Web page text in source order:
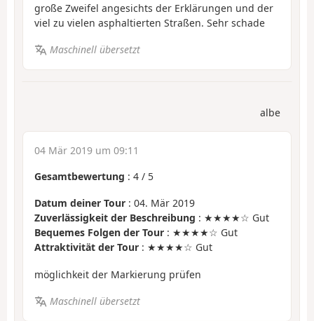
große Zweifel angesichts der Erklärungen und der
viel zu vielen asphaltierten Straßen. Sehr schade
Maschinell übersetzt
albe
04 Mär 2019 um 09:11
Gesamtbewertung : 4 / 5
Datum deiner Tour : 04. Mär 2019
Zuverlässigkeit der Beschreibung : ★★★★☆ Gut
Bequemes Folgen der Tour : ★★★★☆ Gut
Attraktivität der Tour : ★★★★☆ Gut
möglichkeit der Markierung prüfen
Maschinell übersetzt